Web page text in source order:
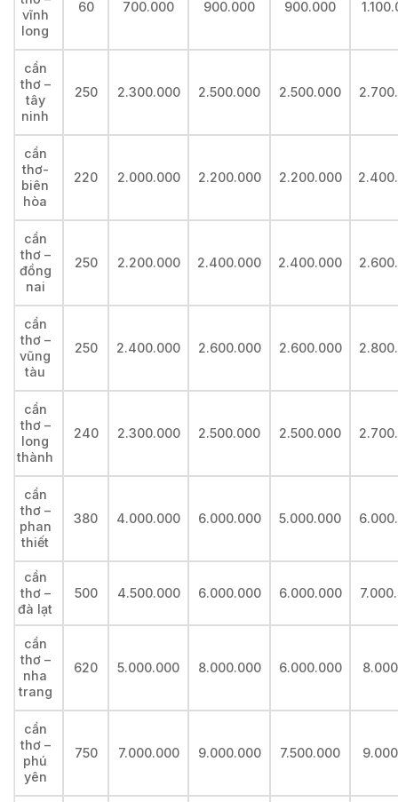
vĩnh
long
60 700.000 900.000 900.000
cần
thơ –
tây
ninh
250 2.300.000 2.500.000 2.500.000
cần
thơ-
biên
hòa
220 2.000.000 2.200.000 2.200.000
cần
thơ –
đồng
nai
250 2.200.000 2.400.000 2.400.000
cần
thơ –
vũng
tàu
250 2.400.000 2.600.000 2.600.000
cần
thơ –
long
thành
240 2.300.000 2.500.000 2.500.000
cần
thơ –
phan
thiết
380 4.000.000 6.000.000 5.000.000
cần
thơ –
đà lạt
500 4.500.000 6.000.000 6.000.000
cần
thơ –
nha
trang
620 5.000.000 8.000.000 6.000.000
cần
thơ –
phú
yên
750 7.000.000 9.000.000 7.500.000